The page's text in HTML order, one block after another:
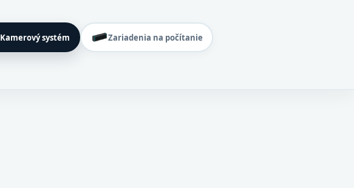
Kamerový systém Zariadenia na počítanie